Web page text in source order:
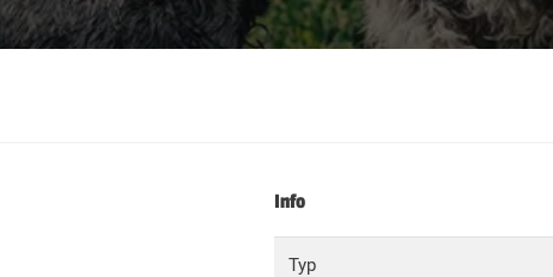
Info
Typ